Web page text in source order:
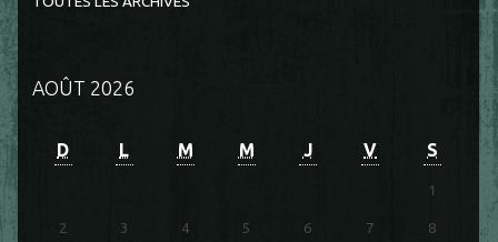
AOÛT 2026
D L M M J V S
1
2 3 4 5 6 7 8